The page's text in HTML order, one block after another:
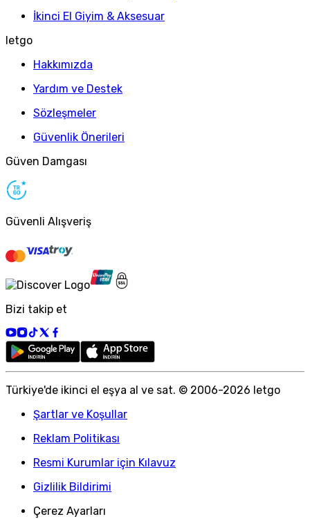
İkinci El Giyim & Aksesuar
letgo
Hakkımızda
Yardım ve Destek
Sözleşmeler
Güvenlik Önerileri
Güven Damgası
Güvenli Alışveriş
Bizi takip et
Türkiye'de ikinci el eşya al ve sat. © 2006-2026 letgo
Şartlar ve Koşullar
Reklam Politikası
Resmi Kurumlar için Kılavuz
Gizlilik Bildirimi
Çerez Ayarları